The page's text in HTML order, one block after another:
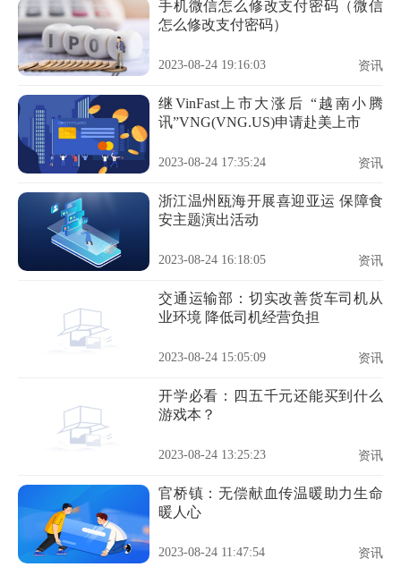
手机微信怎么修改支付密码（微信
怎么修改支付密码）
2023-08-24 19:16:03 资讯
继VinFast上市大涨后 “越南小腾
讯”VNG(VNG.US)申请赴美上市
2023-08-24 17:35:24 资讯
浙江温州瓯海开展喜迎亚运 保障食
安主题演出活动
2023-08-24 16:18:05 资讯
交通运输部：切实改善货车司机从
业环境 降低司机经营负担
2023-08-24 15:05:09 资讯
开学必看：四五千元还能买到什么
游戏本？
2023-08-24 13:25:23 资讯
官桥镇：无偿献血传温暖助力生命
暖人心
2023-08-24 11:47:54 资讯